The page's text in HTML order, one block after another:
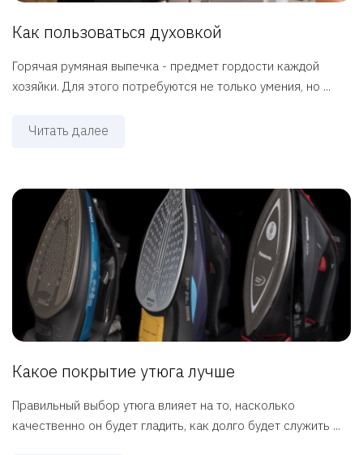
Как пользоваться духовкой
Горячая румяная выпечка - предмет гордости каждой
хозяйки. Для этого потребуются не только умения, но ...
Читать далее
Какое покрытие утюга лучше
Правильный выбор утюга влияет на то, насколько
качественно он будет гладить, как долго будет служить ...